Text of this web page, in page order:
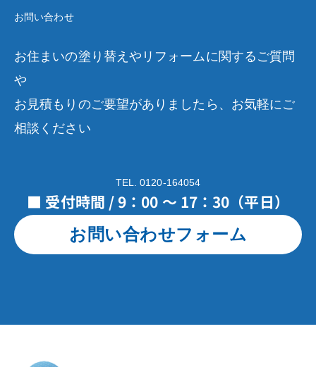
お問い合わせ
お住まいの塗り替えやリフォームに関するご質問
や
お見積もりのご要望がありましたら、お気軽にご
相談ください
TEL. 0120-164054
■ 受付時間 / 9：00 ～ 17：30（平日）
お問い合わせフォーム